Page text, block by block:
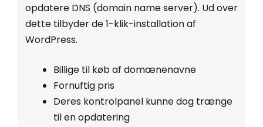
opdatere DNS (domain name server). Ud over
dette tilbyder de 1-klik-installation af
WordPress.
Billige til køb af domænenavne
Fornuftig pris
Deres kontrolpanel kunne dog trænge
til en opdatering